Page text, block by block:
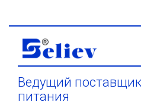
Ведущий
питания